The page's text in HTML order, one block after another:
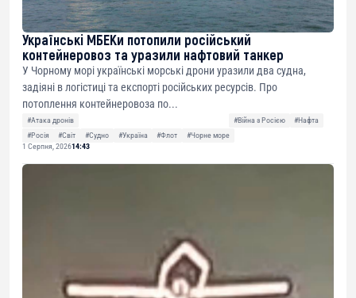
Українські МБЕКи потопили російський
контейнеровоз та уразили нафтовий танкер
У Чорному морі українські морські дрони уразили два судна,
задіяні в логістиці та експорті російських ресурсів. Про
потоплення контейнеровоза по...
#Атака дронів #Війна з Росією
#Нафта
#Росія
#Світ #Судно #Україна #Флот
#Чорне море
1 Серпня, 202614:43